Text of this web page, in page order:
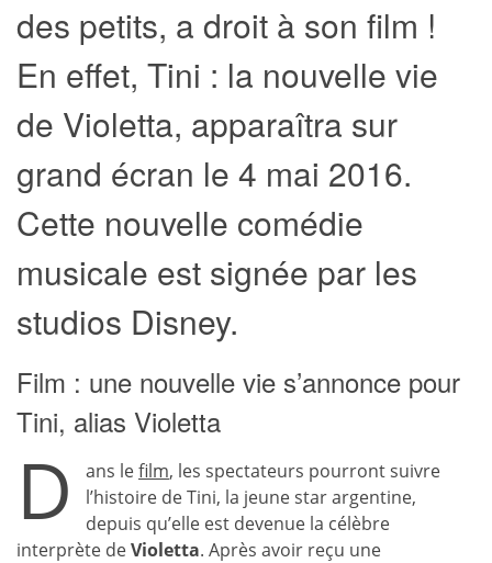
des petits, a droit à son film !
En effet, Tini : la nouvelle vie
de Violetta, apparaîtra sur
grand écran le 4 mai 2016.
Cette nouvelle comédie
musicale est signée par les
studios Disney.
Film : une nouvelle vie s’annonce pour
Tini, alias Violetta
D ans lefilm, les spectateurs pourront suivre
l’histoire de Tini, la jeune star argentine,
depuis qu’elle est devenue la célèbre
interprète deVioletta. Après avoir reçu une